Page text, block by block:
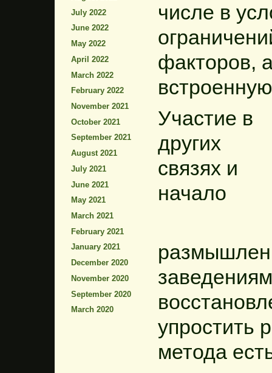
числе в
факторов,
Участие в
других
связях и
начало
упростить
метода
July 2022
June 2022
May 2022
April 2022
March 2022
February 2022
November 2021
October 2021
September 2021
August 2021
July 2021
June 2021
May 2021
March 2021
February 2021
January 2021
December 2020
November 2020
September 2020
March 2020